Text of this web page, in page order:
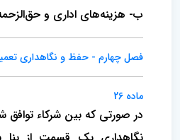
ب- هزینه‌های اداری و
فصل چهارم‌ - حفظ و نگاهداری
ماده 26
در صورتی که بین شرکاء توافق